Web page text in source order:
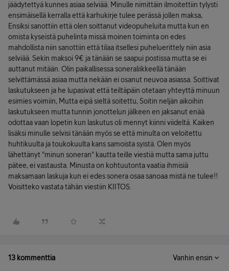
jäädytettyä kunnes asiaa selviää. Minulle nimittäin ilmoitettiin tylysti
ensimäisellä kerralla että karhukirje tulee perässä jollen maksa,
Ensiksi sanottiin että olen soittanut videopuheluita mutta kun en
omista kyseistä puhelinta missä moinen toiminta on edes
mahdollista niin sanottiin että tilaa itsellesi puheluerittely niin asia
selviää. Sekin maksoi 9€ ja tänään se saapui postissa mutta se ei
auttanut mitään. Olin paikallisessa soneraliikkeellä tänään
selvittämässä asiaa mutta nekään ei osanut neuvoa asiassa. Soittivat
laskutukseen ja he lupasivat että teiltäpäin otetaan yhteyttä minuun
esimies voimiin, Mutta eipä sieltä soitettu, Soitin neljän aikoihin
laskutukseen mutta tunnin jonottelun jälkeen en jaksanut enää
odottaa vaan lopetin kun laskutus oli mennyt kiinni viideltä. Kaiken
lisäksi minulle selvisi tänään myös se että minulta on veloitettu
huhtikuulta ja toukokuulta kans samoista syistä. Olen myös
lähettänyt "minun soneran" kautta teille viestiä mutta sama juttu
pätee, ei vastausta. Minusta on kohtuutonta vaatia ihmisiä
maksamaan laskuja kun ei edes sonera osaa sanoaa mistä ne tulee!!
Voisitteko vastata tähän viestiin KIITOS.
13 kommenttia Vanhin ensin